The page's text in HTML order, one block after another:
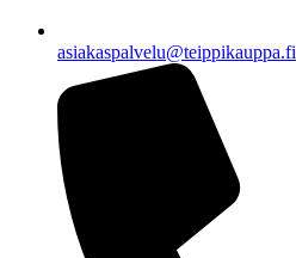
asiakaspalvelu@teippikauppa.fi